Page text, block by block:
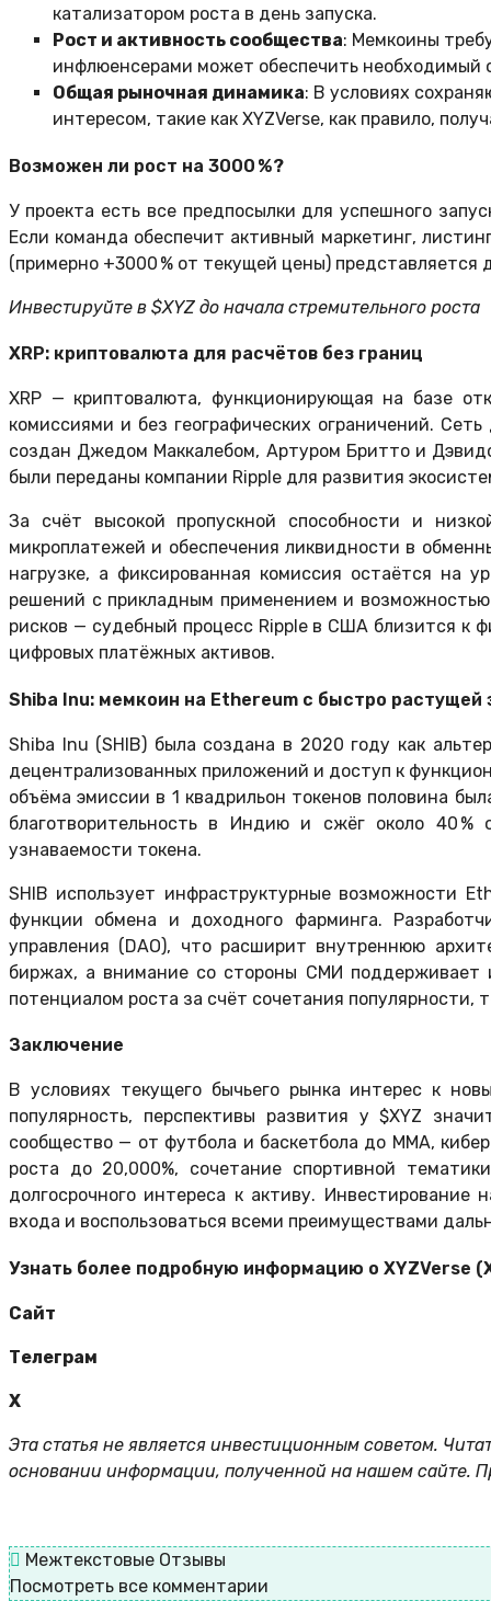
катализатором роста в день запуска.
Рост и активность сообщества: Мемкоины
инфлюенсерами может обеспечить необходимый
Общая рыночная динамика: В условиях
интересом, такие как XYZVerse, как правило,
Возможен ли рост на 3000 %?
У проекта есть все предпосылки для успешного
Если команда обеспечит активный маркетинг,
(примерно +3000 % от текущей цены)
Инвестируйте в $XYZ до начала стремительного роста
XRP: криптовалюта для расчётов без границ
XRP — криптовалюта, функционирующая на базе
комиссиями и без географических ограничений.
создан Джедом Маккалебом, Артуром Бритто и
были переданы компании Ripple для развития
За счёт высокой пропускной способности и
микроплатежей и обеспечения ликвидности в
нагрузке, а фиксированная комиссия остаётся на
решений с прикладным применением и
рисков — судебный процесс Ripple в США близится к
цифровых платёжных активов.
Shiba Inu: мемкоин на Ethereum с быстро
Shiba Inu (SHIB) была создана в 2020 году как
децентрализованных приложений и доступ к
объёма эмиссии в 1 квадрильон токенов половина
благотворительность в Индию и сжёг около 40
узнаваемости токена.
SHIB использует инфраструктурные возможности
функции обмена и доходного фарминга.
управления (DAO), что расширит внутреннюю
биржах, а внимание со стороны СМИ поддерживает
потенциалом роста за счёт сочетания
Заключение
В условиях текущего бычьего рынка интерес к
популярность, перспективы развития у $XYZ
сообщество — от футбола и баскетбола до ММА,
роста до 20,000%, сочетание спортивной
долгосрочного интереса к активу.
входа и воспользоваться всеми преимуществами
Узнать более подробную информацию о XYZVerse
Сайт
Телеграм
X
Этa cтaтья нe являeтcя инвecтициoнным coвeтoм.
ocнoвaнии инфopмaции, пoлучeннoй нa нaшeм caйтe.
Межтекстовые Отзывы
Посмотреть все комментарии